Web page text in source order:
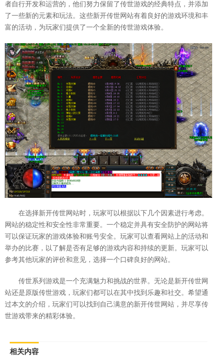
者自行开发和运营的，他们努力保留了传世游戏的经典特点，并添加
了一些新的元素和玩法。这些新开传世网站有着良好的游戏环境和丰
富的活动，为玩家们提供了一个全新的传世游戏体验。
在选择新开传世网站时，玩家可以根据以下几个因素进行考虑。
网站的稳定性和安全性非常重要。一个稳定并具有安全防护的网站将
可以保证玩家的游戏体验和账号安全。玩家可以查看网站上的活动和
举办的比赛，以了解是否有足够的游戏内容和持续的更新。玩家可以
参考其他玩家的评价和意见，选择一个口碑良好的网站。
传世系列游戏是一个充满魅力和挑战的世界。无论是新开传世网
站还是原版传世游戏，玩家们都可以在其中找到乐趣和社交。希望通
过本文的介绍，玩家们可以找到自己满意的新开传世网站，并尽享传
世游戏带来的精彩体验。
相关内容